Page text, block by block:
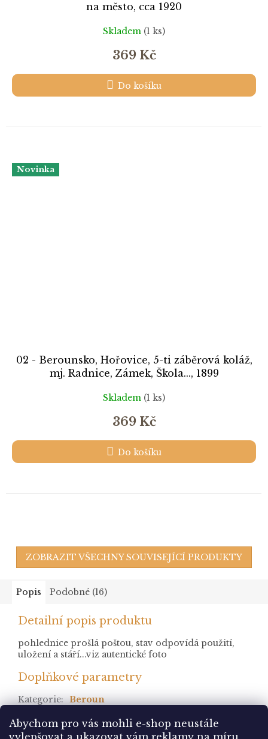
Abychom pro vás mohli e-shop neustále
vylepšovat a ukazovat vám reklamy na míru,
na město, cca 1920
Skladem (1 ks)
369 Kč
Do košíku
Novinka
02 - Berounsko, Hořovice, 5-ti záběrová koláž,
mj. Radnice, Zámek, Škola..., 1899
Skladem (1 ks)
369 Kč
Do košíku
ZOBRAZIT VŠECHNY SOUVISEJÍCÍ PRODUKTY
Popis Podobné (16)
Detailní popis produktu
pohlednice prošlá poštou, stav odpovídá použití,
uložení a stáří...viz autentické foto
Doplňkové parametry
Kategorie: Beroun